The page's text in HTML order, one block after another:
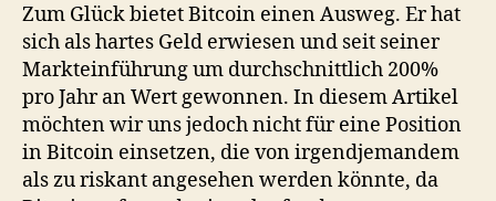
Zum Glück bietet Bitcoin einen Ausweg. Er hat
sich als hartes Geld erwiesen und seit seiner
Markteinführung um durchschnittlich 200%
pro Jahr an Wert gewonnen. In diesem Artikel
möchten wir uns jedoch nicht für eine Position
in Bitcoin einsetzen, die von irgendjemandem
als zu riskant angesehen werden könnte, da